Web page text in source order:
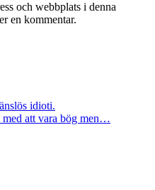
och webbplats i denna
en kommentar.
idioti.
med att vara bög men…